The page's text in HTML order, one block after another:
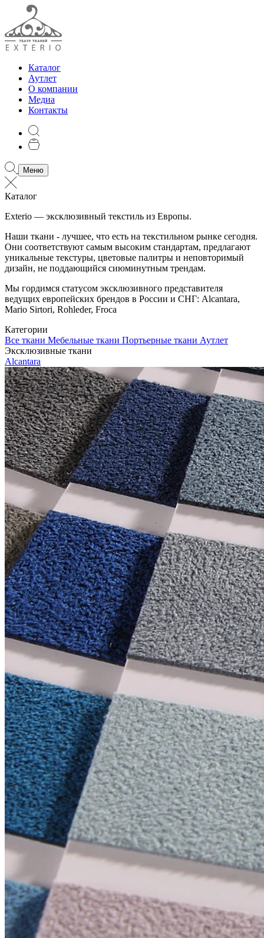
Каталог
Аутлет
О компании
Медиа
Контакты
Меню
Каталог
Exterio — эксклюзивный текстиль из Европы.
Наши ткани - лучшее, что есть на текстильном рынке сегодня.
Они соответствуют самым высоким стандартам, предлагают
уникальные текстуры, цветовые палитры и неповторимый
дизайн, не поддающийся сиюминутным трендам.
Мы гордимся статусом эксклюзивного представителя
ведущих европейских брендов в России и СНГ: Alcantara,
Mario Sirtori, Rohleder, Froca
Категории
Все ткани Мебельные ткани Портьерные ткани Аутлет
Эксклюзивные ткани
Alcantara